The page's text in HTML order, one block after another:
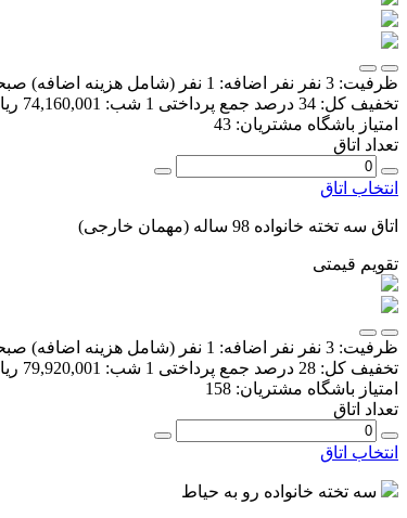
ظرفیت: 3 نفر نفر اضافه: 1 نفر (شامل هزینه اضافه)
تخفیف کل: 34 درصد جمع پرداختی 1 شب: 74,160,001 ریال
امتیاز باشگاه مشتریان: 43
تعداد اتاق
انتخاب اتاق
اتاق سه تخته خانواده 98 ساله (مهمان خارجی)
تقویم قیمتی
ظرفیت: 3 نفر نفر اضافه: 1 نفر (شامل هزینه اضافه)
تخفیف کل: 28 درصد جمع پرداختی 1 شب: 79,920,001 ریال
امتیاز باشگاه مشتریان: 158
تعداد اتاق
انتخاب اتاق
سه تخته خانواده رو به حیاط